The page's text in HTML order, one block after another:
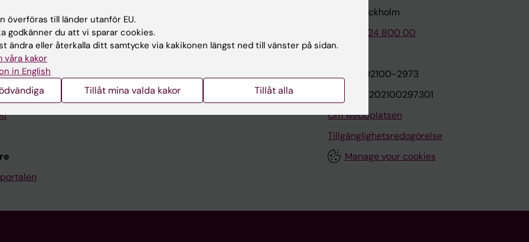
Stöd forskning och utbildning
Kontakta presstjänsten
171 77 Stockholm
Tel: 08-524 800 00
Org.nr: 202100-2973
VAT.nr: SE202100297301
Om webbplatsen
Tillgänglighetsredogörelse
Manage your cookies
överföras till länder utanför EU.
godkänner du att vi sparar cookies.
ändra eller återkalla ditt samtycke via kakikonen längst ned till vänster på sidan.
våra kakor
in English
Tillåt mina valda kakor Tillåt alla